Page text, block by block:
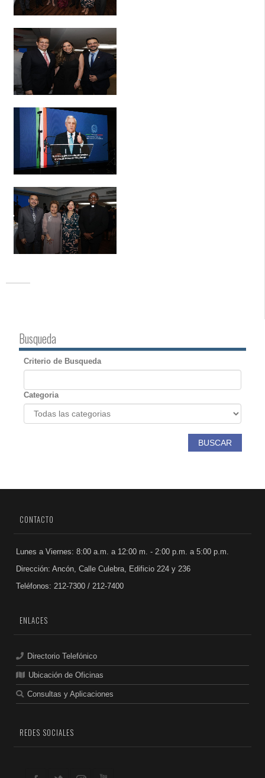
Busqueda
Criterio de Busqueda
Categoria
BUSCAR
CONTACTO
Lunes a Viernes: 8:00 a.m. a 12:00 m. - 2:00 p.m. a 5:00 p.m.
Dirección: Ancón, Calle Culebra, Edificio 224 y 236
Teléfonos: 212-7300 / 212-7400
ENLACES
Directorio Telefónico
Ubicación de Oficinas
Consultas y Aplicaciones
REDES SOCIALES